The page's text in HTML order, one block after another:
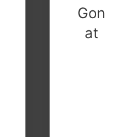
Gon
at